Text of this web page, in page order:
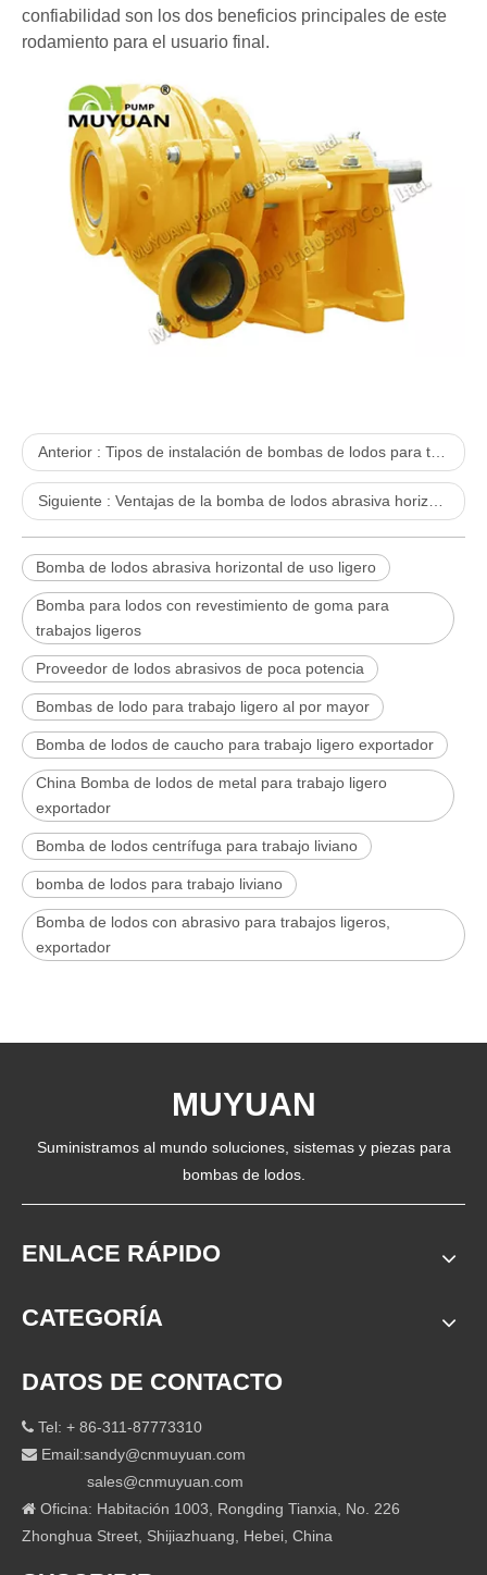
confiabilidad son los dos beneficios principales de este
rodamiento para el usuario final.
Anterior : Tipos de instalación de bombas de lodos para trabajos livianos
Siguiente : Ventajas de la bomba de lodos abrasiva horizontal de uso ligero
Bomba de lodos abrasiva horizontal de uso ligero
Bomba para lodos con revestimiento de goma para
trabajos ligeros
Proveedor de lodos abrasivos de poca potencia
Bombas de lodo para trabajo ligero al por mayor
Bomba de lodos de caucho para trabajo ligero exportador
China Bomba de lodos de metal para trabajo ligero
exportador
Bomba de lodos centrífuga para trabajo liviano
bomba de lodos para trabajo liviano
Bomba de lodos con abrasivo para trabajos ligeros,
exportador
MUYUAN
Suministramos al mundo soluciones, sistemas y piezas para
bombas de lodos.
ENLACE RÁPIDO
CATEGORÍA
DATOS DE CONTACTO
 Tel: + 86-311-87773310
 Email:sandy@cnmuyuan.com
sales@cnmuyuan.com
 Oficina: Habitación 1003, Rongding Tianxia, ​​No. 226
Zhonghua Street, Shijiazhuang, Hebei, China